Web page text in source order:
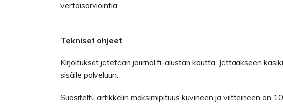
vertaisarviointia.
Tekniset ohjeet
Kirjoitukset jätetään journal.fi-alustan kautta. Jättääkseen
sisälle palveluun.
Suositeltu artikkelin maksimipituus kuvineen ja viitteineen on